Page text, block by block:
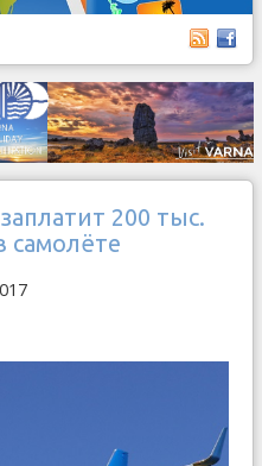
200 тыс.
самолёте